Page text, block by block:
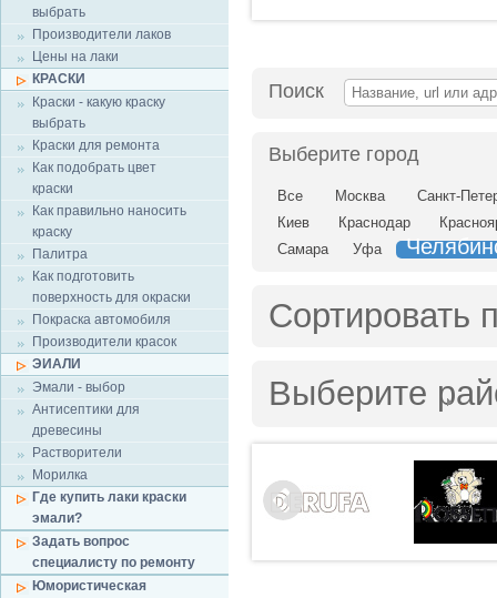
выбрать
Производители лаков
Цены на лаки
КРАСКИ
Краски - какую краску
выбрать
Краски для ремонта
Как подобрать цвет
краски
Как правильно наносить
краску
Палитра
Как подготовить
поверхность для окраски
Покраска автомобиля
Производители красок
ЭИАЛИ
Эмали - выбор
Антисептики для
древесины
Растворители
Морилка
Где купить лаки краски
эмали?
Задать вопрос
специалисту по ремонту
Юмористическая
Поиск
Выберите город
Все Москва
Санкт-
Киев
Краснодар
Самара
Уфа
Сортировать
Выберите